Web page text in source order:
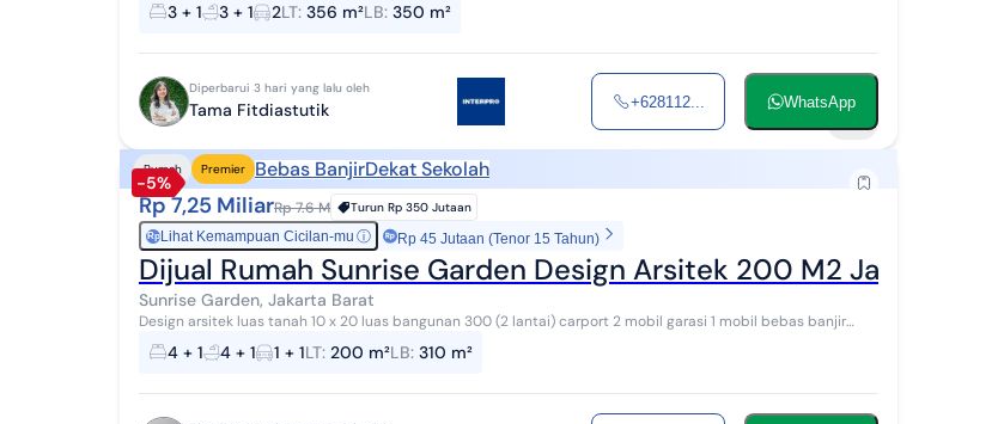
3 + 1 3 + 1 2LT: 356 m²LB: 350 m²
Diperbarui 3 hari yang lalu oleh
Tama Fitdiastutik +628112... WhatsApp
-5%
Rumah Premier Bebas BanjirDekat Sekolah
Rp 7,25 MiliarRp 7.6 M Turun Rp 350 Jutaan
RpLihat Kemampuan Cicilan-mu ⓘ Rp 45 Jutaan (Tenor 15 Tahun)
Dijual Rumah Sunrise Garden Design Arsitek 200 M2 Jarang Ada
Sunrise Garden, Jakarta Barat
Design arsitek luas tanah 10 x 20 luas bangunan 300 (2 lantai) carport 2 mobil garasi 1 mobil bebas banjir
sirkulasi udara bagus
4 + 1 4 + 1 1 + 1LT: 200 m²LB: 310 m²